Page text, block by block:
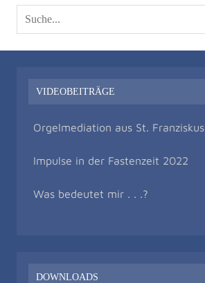
VIDEOBEITRÄGE
Orgelmediation aus St. Franziskus
Impulse in der Fastenzeit 2022
Was bedeutet mir . . .?
DOWNLOADS